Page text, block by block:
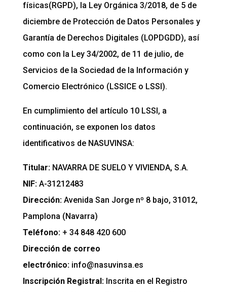
físicas(RGPD), la Ley Orgánica 3/2018, de 5 de
diciembre de Protección de Datos Personales y
Garantía de Derechos Digitales (LOPDGDD), así
como con la Ley 34/2002, de 11 de julio, de
Servicios de la Sociedad de la Información y
Comercio Electrónico (LSSICE o LSSI).
En cumplimiento del artículo 10 LSSI, a
continuación, se exponen los datos
identificativos de NASUVINSA:
Titular: NAVARRA DE SUELO Y VIVIENDA, S.A.
NIF: A-31212483
Dirección: Avenida San Jorge nº 8 bajo, 31012,
Pamplona (Navarra)
Teléfono: + 34 848 420 600
Dirección de correo
electrónico: info@nasuvinsa.es
Inscripción Registral: Inscrita en el Registro